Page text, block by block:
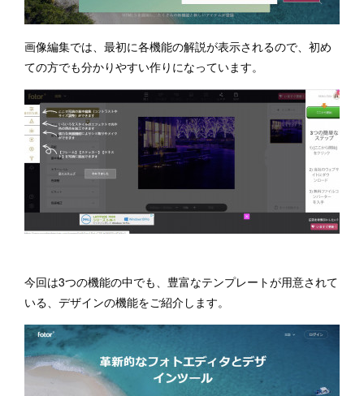
画像編集では、最初に各機能の解説が表示されるので、初め
ての方でも分かりやすい作りになっています。
今回は3つの機能の中でも、豊富なテンプレートが用意されて
いる、デザインの機能をご紹介します。